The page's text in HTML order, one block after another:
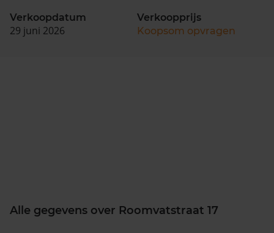
Verkoopdatum
29 juni 2026
Verkoopprijs
Koopsom opvragen
Alle gegevens over Roomvatstraat 17